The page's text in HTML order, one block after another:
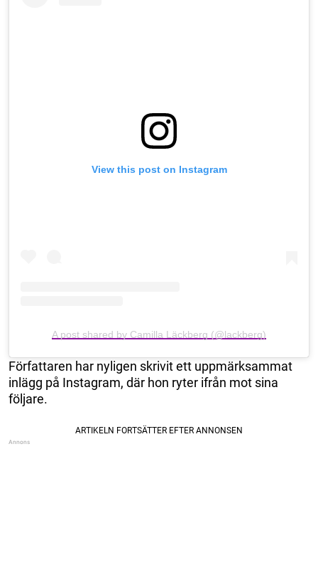
View this post on Instagram
A post shared by Camilla Läckberg (@lackberg)
Författaren har nyligen skrivit ett uppmärksammat
inlägg på Instagram, där hon ryter ifrån mot sina
följare.